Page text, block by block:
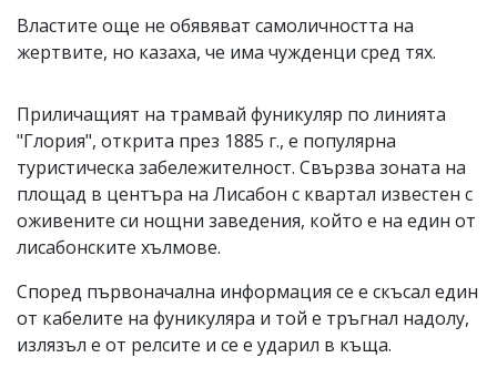
сигнализирайте
ни!
Властите още не обявяват самоличността на
жертвите, но казаха, че има чужденци сред тях.
Приличащият на трамвай фуникуляр по линията
"Глория", открита през 1885 г., е популярна
туристическа забележителност. Свързва зоната на
площад в центъра на Лисабон с квартал известен с
оживените си нощни заведения, който е на един от
лисабонските хълмове.
Според първоначална информация се е скъсал един
от кабелите на фуникуляра и той е тръгнал надолу,
излязъл е от релсите и се е ударил в къща.